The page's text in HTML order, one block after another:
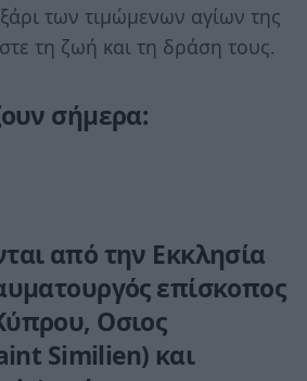
των τιμώμενων αγίων της
τη ζωή και τη δράση τους.
σήμερα:
από την Εκκλησία
επίσκοπος
Οσιος
Similien) και